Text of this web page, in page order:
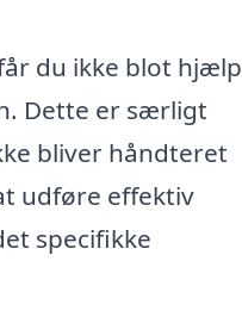
du ikke blot hjælp
Dette er særligt
bliver håndteret
udføre effektiv
specifikke